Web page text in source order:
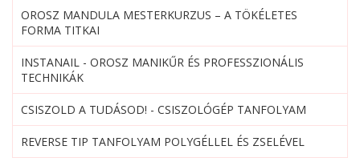
OROSZ MANDULA MESTERKURZUS – A TÖKÉLETES
FORMA TITKAI
INSTANAIL - OROSZ MANIKŰR ÉS PROFESSZIONÁLIS
TECHNIKÁK
CSISZOLD A TUDÁSOD! - CSISZOLÓGÉP TANFOLYAM
REVERSE TIP TANFOLYAM POLYGÉLLEL ÉS ZSELÉVEL